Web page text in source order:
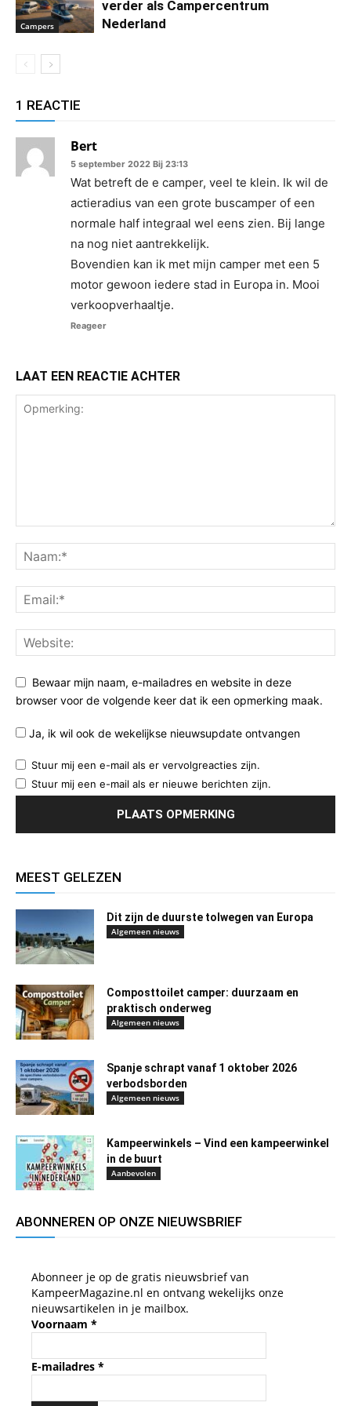
Campers
verder als Campercentrum
Nederland
1 REACTIE
Bert
5 september 2022 Bij 23:13
Wat betreft de e camper, veel te klein. Ik wil de
actieradius van een grote buscamper of een
normale half integraal wel eens zien. Bij lange
na nog niet aantrekkelijk.
Bovendien kan ik met mijn camper met een 5
motor gewoon iedere stad in Europa in. Mooi
verkoopverhaaltje.
Reageer
LAAT EEN REACTIE ACHTER
Bewaar mijn naam, e-mailadres en website in deze
browser voor de volgende keer dat ik een opmerking maak.
Ja, ik wil ook de wekelijkse nieuwsupdate ontvangen
Stuur mij een e-mail als er vervolgreacties zijn.
Stuur mij een e-mail als er nieuwe berichten zijn.
MEEST GELEZEN
Dit zijn de duurste tolwegen van Europa
Algemeen nieuws
Composttoilet camper: duurzaam en
praktisch onderweg
Algemeen nieuws
Spanje schrapt vanaf 1 oktober 2026
verbodsborden
Algemeen nieuws
Kampeerwinkels – Vind een kampeerwinkel
in de buurt
Aanbevolen
ABONNEREN OP ONZE NIEUWSBRIEF
Abonneer je op de gratis nieuwsbrief van
KampeerMagazine.nl en ontvang wekelijks onze
nieuwsartikelen in je mailbox.
Voornaam *
E-mailadres *